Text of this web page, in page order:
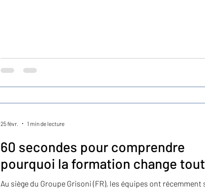
60 secondes pour comprendre
pourquoi la formation change tout
Au siège du Groupe Grisoni (FR), les équipes ont récemment suivi une
25 févr. 1 min de lecture